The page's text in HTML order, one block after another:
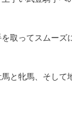
取ってスムーズ
と牝馬、そして